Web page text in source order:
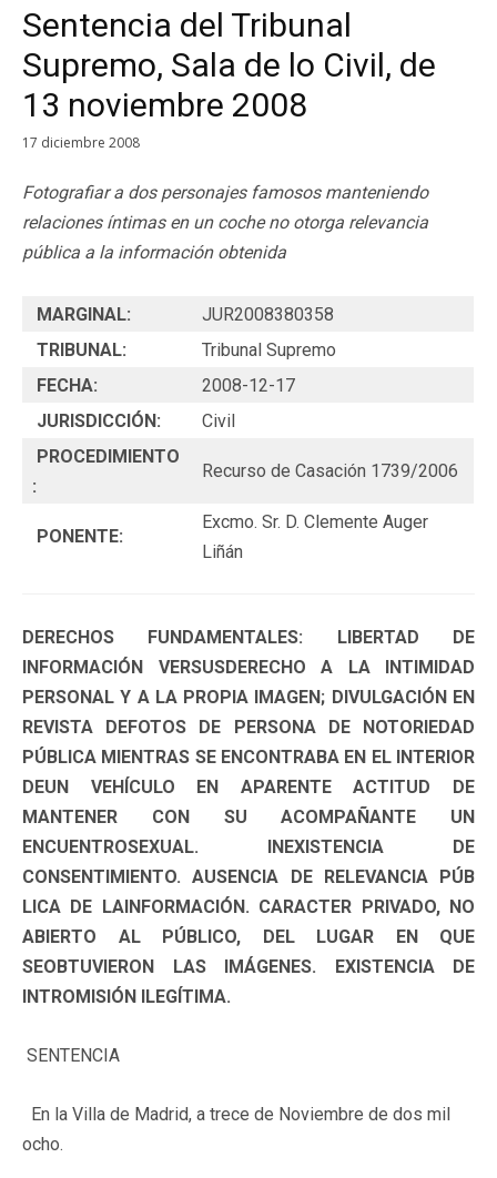
Sentencia del Tribunal
Supremo, Sala de lo Civil, de
13 noviembre 2008
17 diciembre 2008
Fotografiar a dos personajes famosos manteniendo
relaciones íntimas en un coche no otorga relevancia
pública a la información obtenida
MARGINAL:
JUR2008380358
TRIBUNAL:
Tribunal Supremo
FECHA:
2008-12-17
JURISDICCIÓN:
Civil
PROCEDIMIENTO
:
Recurso de Casación 1739/2006
PONENTE:
Excmo. Sr. D. Clemente Auger
Liñán
DERECHOS FUNDAMENTALES: LIBERTAD DE
INFORMACIÓN VERSUSDERECHO A LA INTIMIDAD
PERSONAL Y A LA PROPIA IMAGEN; DIVULGACIÓN EN
REVISTA DEFOTOS DE PERSONA DE NOTORIEDAD
PÚBLICA MIENTRAS SE ENCONTRABA EN EL INTERIOR
DEUN VEHÍCULO EN APARENTE ACTITUD DE
MANTENER CON SU ACOMPAÑANTE UN
ENCUENTROSEXUAL. INEXISTENCIA DE
CONSENTIMIENTO. AUSENCIA DE RELEVANCIA PÚB
LICA DE LAINFORMACIÓN. CARACTER PRIVADO, NO
ABIERTO AL PÚBLICO, DEL LUGAR EN QUE
SEOBTUVIERON LAS IMÁGENES. EXISTENCIA DE
INTROMISIÓN ILEGÍTIMA.
SENTENCIA
En la Villa de Madrid, a trece de Noviembre de dos mil
ocho.